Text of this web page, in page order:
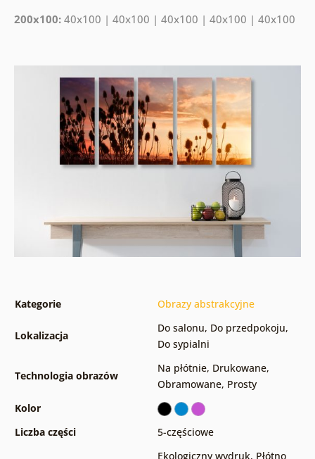
200x100: 40x100 | 40x100 | 40x100 | 40x100 | 40x100
Kategorie Obrazy abstrakcyjne
Lokalizacja
Do salonu, Do przedpokoju,
Do sypialni
Technologia obrazów
Na płótnie, Drukowane,
Obramowane, Prosty
Kolor
Liczba części
5-częściowe
Ekologiczny wydruk, Płótno